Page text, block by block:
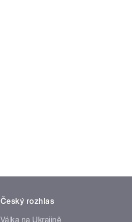
Český rozhlas
Válka na Ukrajině